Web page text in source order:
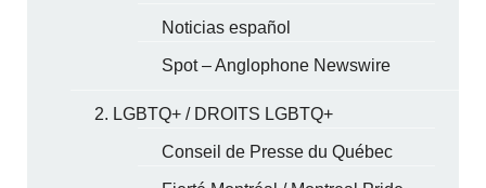
Noticias español
Spot – Anglophone Newswire
2. LGBTQ+ / DROITS LGBTQ+
Conseil de Presse du Québec